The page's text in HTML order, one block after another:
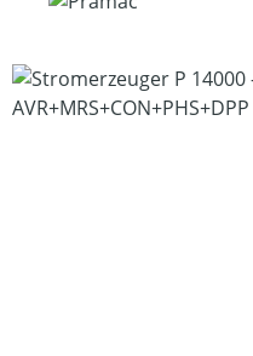
Bildergalerie